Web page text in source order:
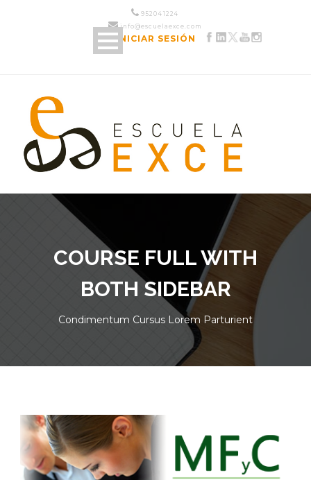
952 04 12 24
info@escuelaexce.com
INICIAR SESIÓN
COURSE FULL WITH
BOTH SIDEBAR
Condimentum Cursus Lorem Parturient